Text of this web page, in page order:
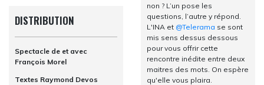
DISTRIBUTION
Spectacle de et avec
François Morel
Textes Raymond Devos
non ? L’un pose les
questions, l’autre y répond.
L'INA et @Telerama se sont
mis sens dessus dessous
pour vous offrir cette
rencontre inédite entre deux
maitres des mots. On espère
qu'elle vous plaira.